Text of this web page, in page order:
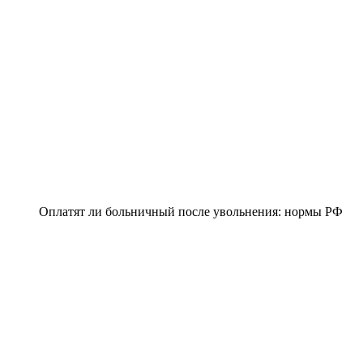
Оплатят ли больничный после увольнения: нормы РФ